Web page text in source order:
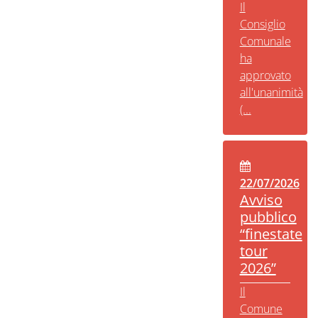
Il
Consiglio
Comunale
ha
approvato
all'unanimità
(...
22/07/2026
Avviso
pubblico
“finestate
tour
2026”
Il
Comune